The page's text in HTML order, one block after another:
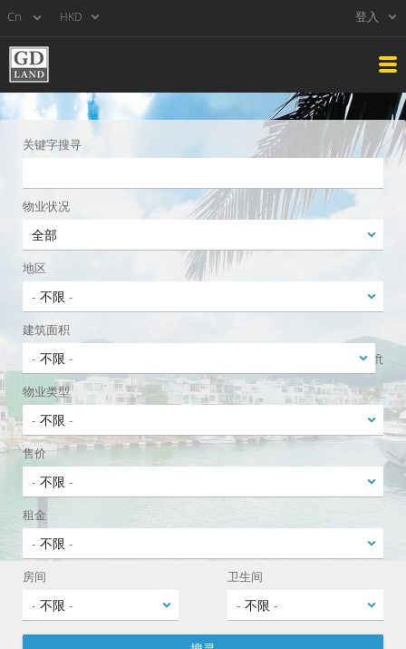
HKD 登入
关键字搜寻
物业状况
地区
建筑面积
ft
物业类型
售价
租金
房间 卫生间